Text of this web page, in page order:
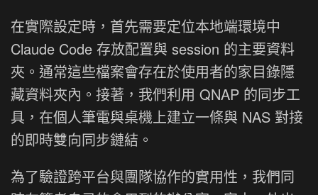
在實際設定時，首先需要定位本地端環境中
Claude Code 存放配置與 session 的主要資料
夾。通常這些檔案會存在於使用者的家目錄隱
藏資料夾內。接著，我們利用 QNAP 的同步工
具，在個人筆電與桌機上建立一條與 NAS 對接
的即時雙向同步鏈結。
為了驗證跨平台與團隊協作的實用性，我們同